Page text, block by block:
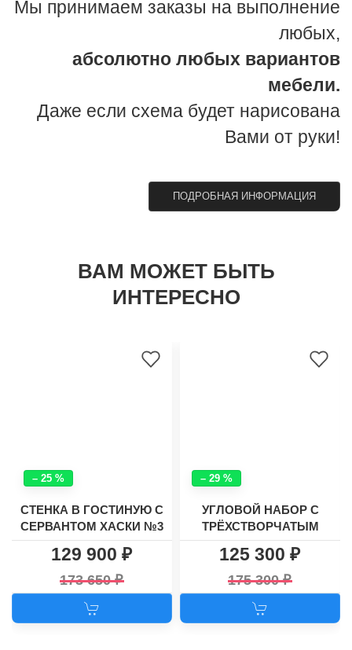
Мы принимаем заказы на выполнение
любых,
абсолютно любых вариантов
мебели.
Даже если схема будет нарисована
Вами от руки!
ПОДРОБНАЯ ИНФОРМАЦИЯ
ВАМ МОЖЕТ БЫТЬ
ИНТЕРЕСНО
– 25 %
СТЕНКА В ГОСТИНУЮ С
СЕРВАНТОМ ХАСКИ №3
129 900
173 650
– 29 %
УГЛОВОЙ НАБОР С
ТРЁХСТВОРЧАТЫМ
ШКАФОМ ХАСКИ
КЛАССИК №9
125 300
175 300